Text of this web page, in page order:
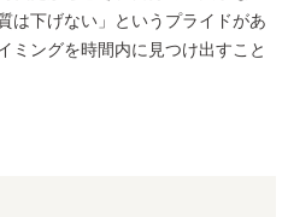
は下げない」というプライドがあ
ミングを時間内に見つけ出すこと